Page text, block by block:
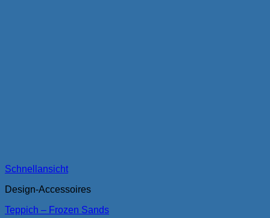
Schnellansicht
Design-Accessoires
Teppich – Frozen Sands